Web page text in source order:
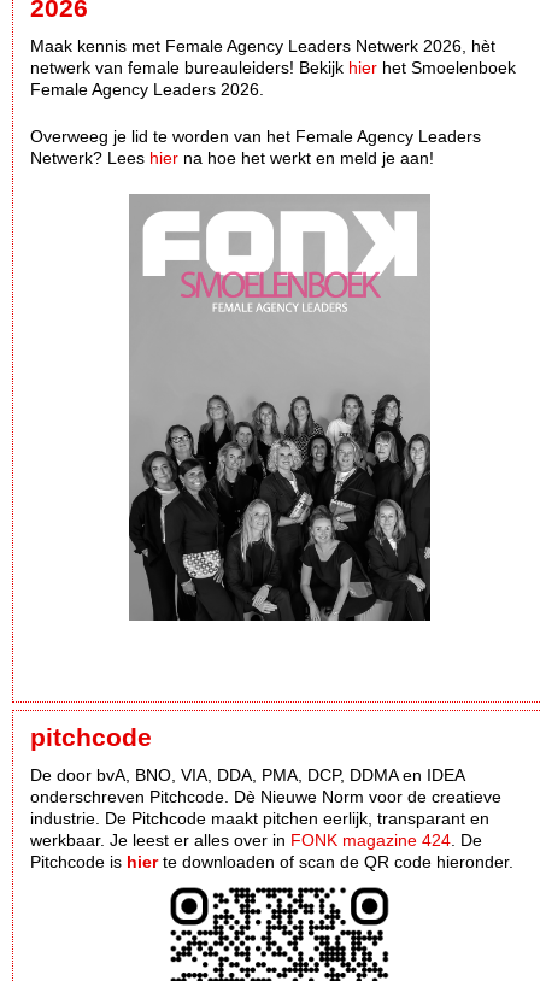
2026
Maak kennis met Female Agency Leaders Netwerk 2026, hèt
netwerk van female bureauleiders! Bekijk hier het Smoelenboek
Female Agency Leaders 2026.
Overweeg je lid te worden van het Female Agency Leaders
Netwerk? Lees hier na hoe het werkt en meld je aan!
pitchcode
De door bvA, BNO, VIA, DDA, PMA, DCP, DDMA en IDEA
onderschreven Pitchcode. Dè Nieuwe Norm voor de creatieve
industrie. De Pitchcode maakt pitchen eerlijk, transparant en
werkbaar. Je leest er alles over in FONK magazine 424. De
Pitchcode is hierte downloaden of scan de QR code hieronder.